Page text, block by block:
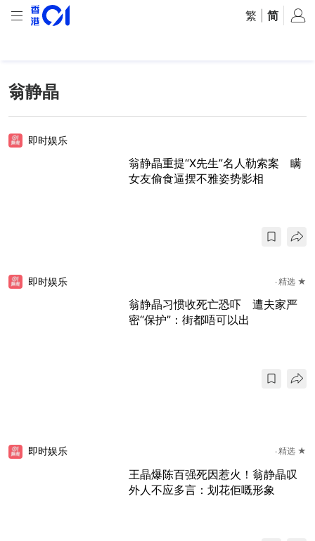
繁 简
翁静晶
即时娱乐
翁静晶重提“X先生”名人勒索案 瞒
女友偷食逼摆不雅姿势影相
即时娱乐 精选 ★
翁静晶习惯收死亡恐吓 遭夫家严
密“保护”：街都唔可以出
即时娱乐 精选 ★
王晶爆陈百强死因惹火！翁静晶叹
外人不应多言：划花佢嘅形象